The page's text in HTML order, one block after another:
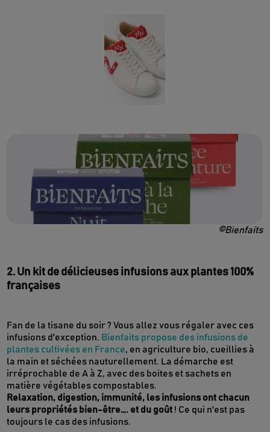
©Bienfaits
2. Un kit de délicieuses infusions aux plantes 100%
françaises
Fan de la tisane du soir ? Vous allez vous régaler avec ces
infusions d'exception. Bienfaits propose des infusions de
plantes cultivées en France, en agriculture bio, cueillies à
la main et séchées nauturellement. La démarche est
irréprochable de A à Z, avec des boites et sachets en
matière végétables compostables.
Relaxation, digestion, immunité, les infusions ont chacun
leurs propriétés bien-être…. et du goût ! Ce qui n'est pas
toujours le cas des infusions.